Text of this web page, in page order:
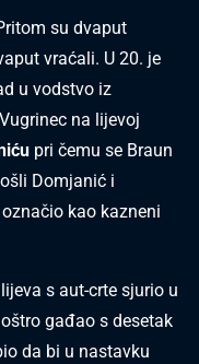
su dvaput
vraćali. U 20. je
u vodstvo iz
na lijevoj
pri čemu se Braun
Domjanić i
kao kazneni
s aut-crte sjurio u
gađao s desetak
da bi u nastavku